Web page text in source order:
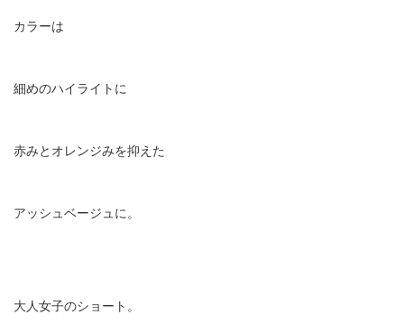
カラーは
細めのハイライトに
赤みとオレンジみを抑えた
アッシュベージュに。
大人女子のショート。